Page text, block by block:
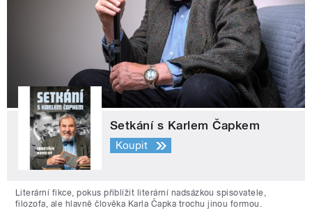
Setkání s Karlem Čapkem
Koupit
Literární fikce, pokus přiblížit literární nadsázkou spisovatele,
filozofa, ale hlavně člověka Karla Čapka trochu jinou formou.